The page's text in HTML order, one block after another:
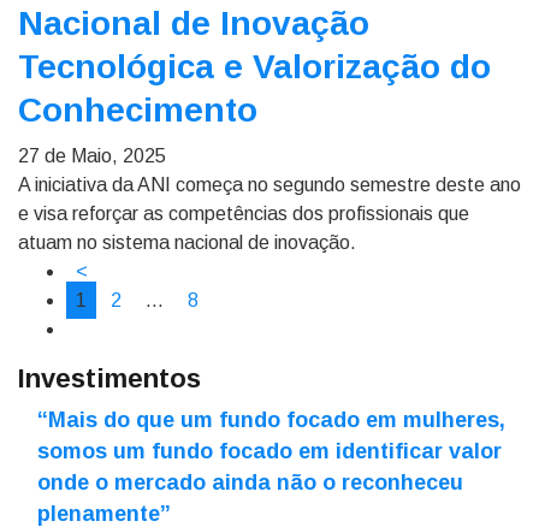
Nacional de Inovação
Tecnológica e Valorização do
Conhecimento
27 de Maio, 2025
A iniciativa da ANI começa no segundo semestre deste ano
e visa reforçar as competências dos profissionais que
atuam no sistema nacional de inovação.
<
1
2 … 8
Investimentos
“Mais do que um fundo focado em mulheres,
somos um fundo focado em identificar valor
onde o mercado ainda não o reconheceu
plenamente”